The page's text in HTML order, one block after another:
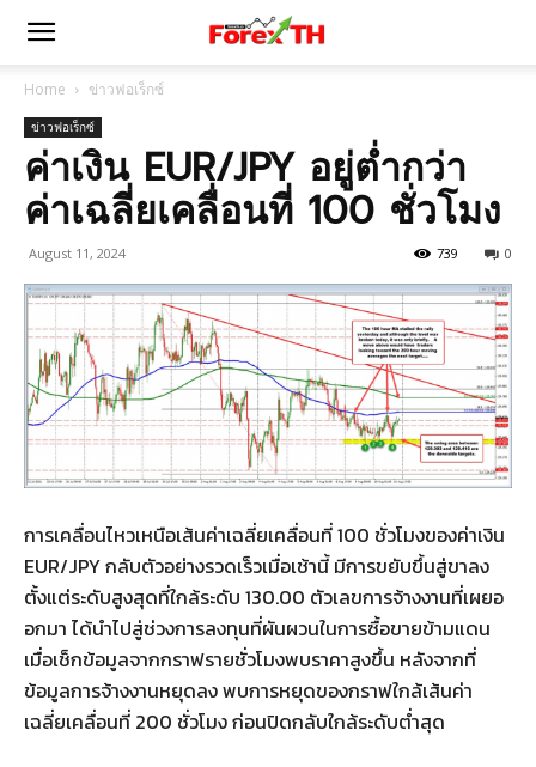
Home ข่าวฟอเร็กซ์
ข่าวฟอเร็กซ์
ค่าเงิน EUR/JPY อยู่ต่ำกว่า
ค่าเฉลี่ยเคลื่อนที่ 100 ชั่วโมง
August 11, 2024 0
739
การเคลื่อนไหวเหนือเส้นค่าเฉลี่ยเคลื่อนที่ 100 ชั่วโมงของค่าเงิน
EUR/JPY กลับตัวอย่างรวดเร็วเมื่อเช้านี้ มีการขยับขึ้นสู่ขาลง
ตั้งแต่ระดับสูงสุดที่ใกล้ระดับ 130.00 ตัวเลขการจ้างงานที่เผยอ
อกมา ได้นำไปสู่ช่วงการลงทุนที่ผันผวนในการซื้อขายข้ามแดน
เมื่อเช็กข้อมูลจากกราฟรายชั่วโมงพบราคาสูงขึ้น หลังจากที่
ข้อมูลการจ้างงานหยุดลง พบการหยุดของกราฟใกล้เส้นค่า
เฉลี่ยเคลื่อนที่ 200 ชั่วโมง ก่อนปิดกลับใกล้ระดับต่ำสุด